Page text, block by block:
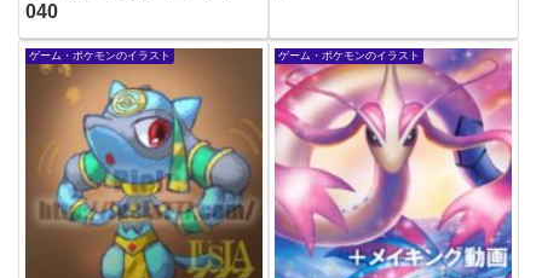
040
ゲーム・ポケモンのイラスト ゲーム・ポケモンのイラスト